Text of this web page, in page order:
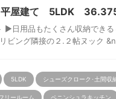
平屋建て 5LDK
日用品もたくさん収納できる
ビング隣接の２.２帖ヌック
5LDK シューズクローク･土間収
リールーム ペニンシュラキッチン